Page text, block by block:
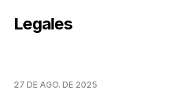
Legales
27 DE AGO. DE 2025